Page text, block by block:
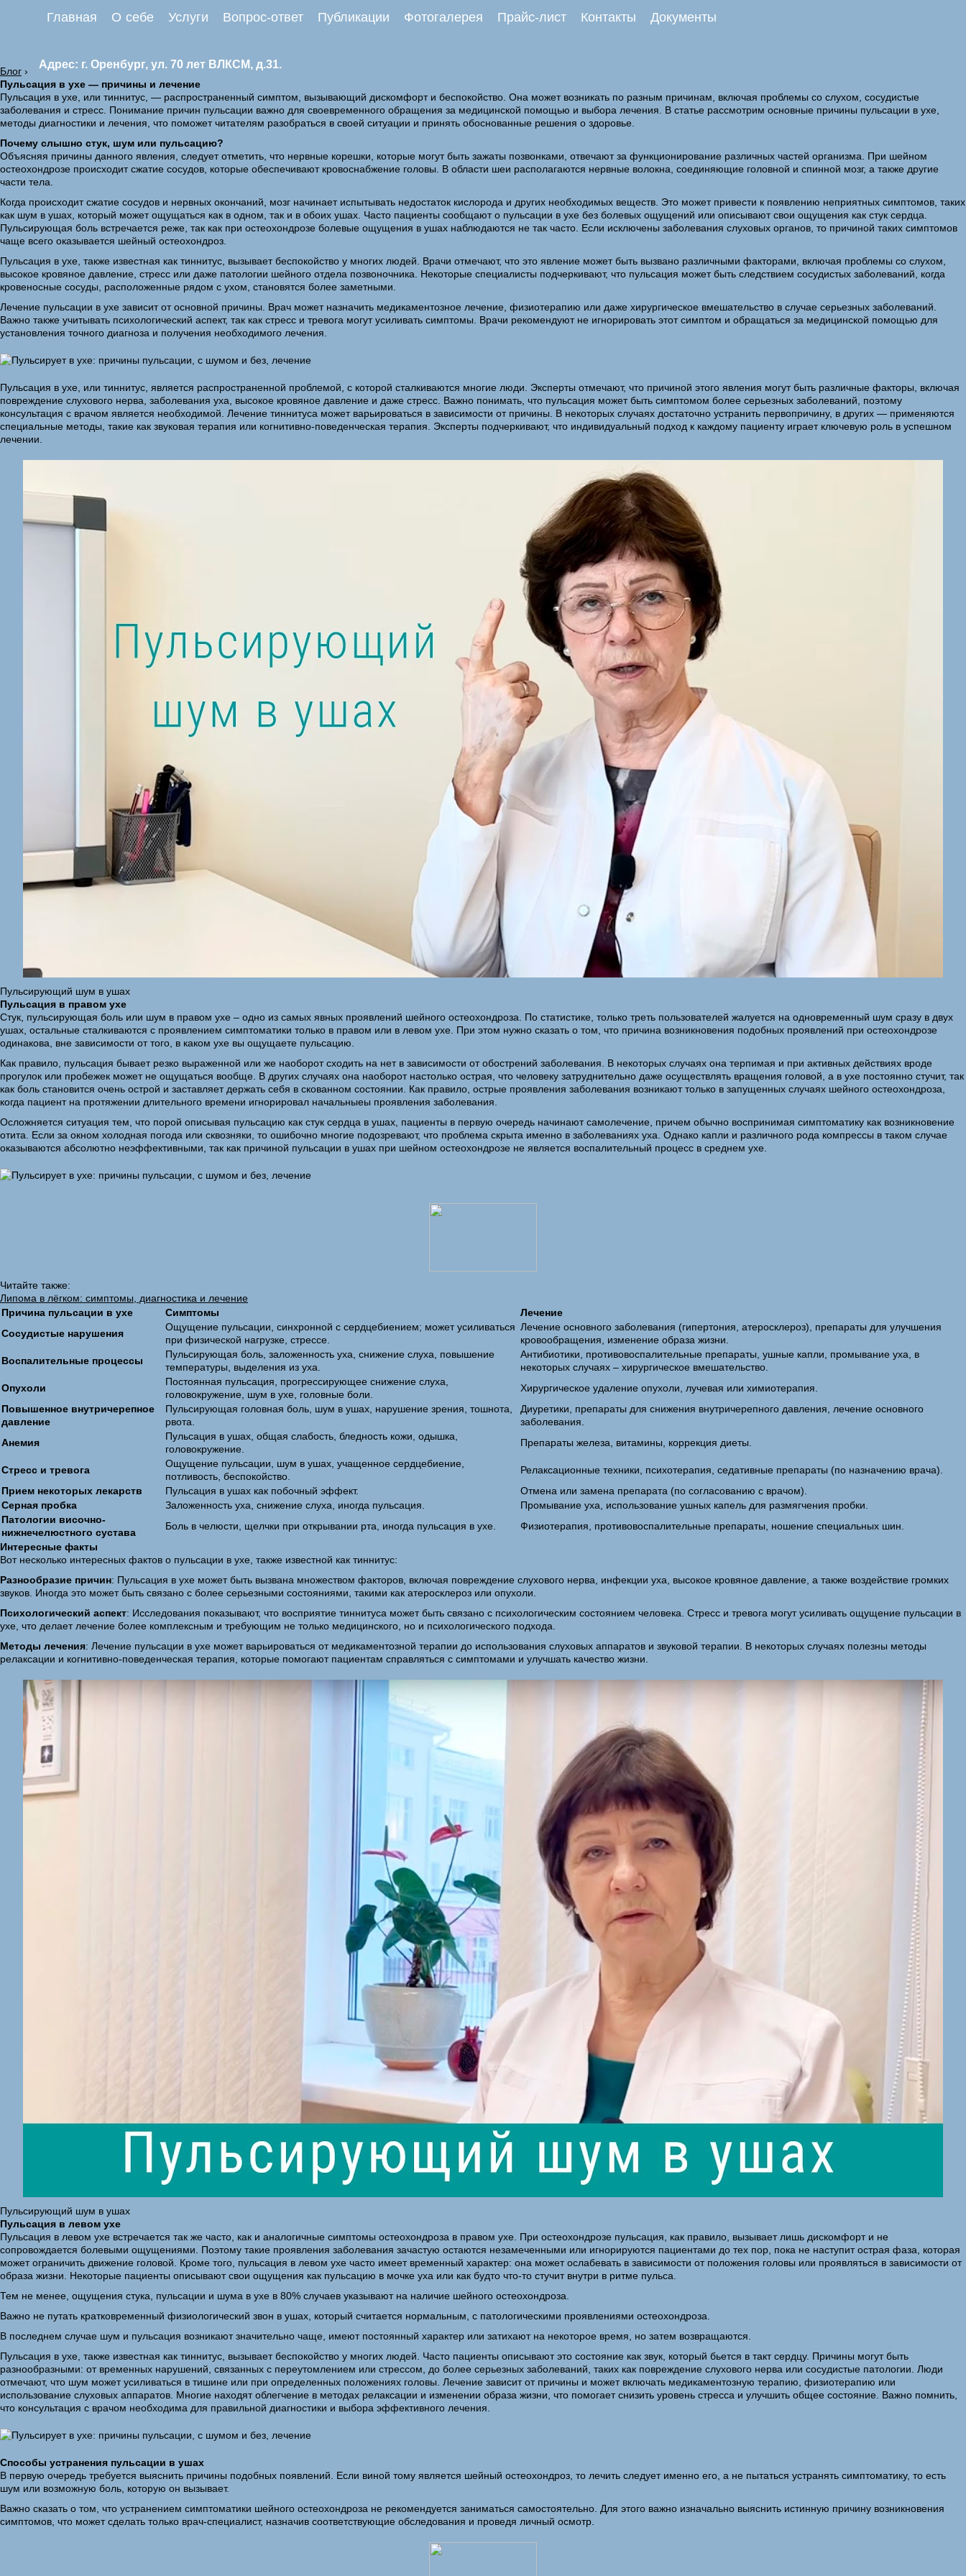
Главная О себе Услуги Вопрос-ответ Публикации Фотогалерея Прайс-лист Контакты Документы
Адрес: г. Оренбург, ул. 70 лет ВЛКСМ, д.31.
Блог ›
Пульсация в ухе — причины и лечение
Пульсация в ухе, или тиннитус, — распространенный симптом, вызывающий дискомфорт и беспокойство. Она может возникать по разным причинам, включая проблемы со слухом, сосудистые
заболевания и стресс. Понимание причин пульсации важно для своевременного обращения за медицинской помощью и выбора лечения. В статье рассмотрим основные причины пульсации в ухе,
методы диагностики и лечения, что поможет читателям разобраться в своей ситуации и принять обоснованные решения о здоровье.
Почему слышно стук, шум или пульсацию?
Объясняя причины данного явления, следует отметить, что нервные корешки, которые могут быть зажаты позвонками, отвечают за функционирование различных частей организма. При шейном
остеохондрозе происходит сжатие сосудов, которые обеспечивают кровоснабжение головы. В области шеи располагаются нервные волокна, соединяющие головной и спинной мозг, а также другие
части тела.
Когда происходит сжатие сосудов и нервных окончаний, мозг начинает испытывать недостаток кислорода и других необходимых веществ. Это может привести к появлению неприятных симптомов, таких
как шум в ушах, который может ощущаться как в одном, так и в обоих ушах. Часто пациенты сообщают о пульсации в ухе без болевых ощущений или описывают свои ощущения как стук сердца.
Пульсирующая боль встречается реже, так как при остеохондрозе болевые ощущения в ушах наблюдаются не так часто. Если исключены заболевания слуховых органов, то причиной таких симптомов
чаще всего оказывается шейный остеохондроз.
Пульсация в ухе, также известная как тиннитус, вызывает беспокойство у многих людей. Врачи отмечают, что это явление может быть вызвано различными факторами, включая проблемы со слухом,
высокое кровяное давление, стресс или даже патологии шейного отдела позвоночника. Некоторые специалисты подчеркивают, что пульсация может быть следствием сосудистых заболеваний, когда
кровеносные сосуды, расположенные рядом с ухом, становятся более заметными.
Лечение пульсации в ухе зависит от основной причины. Врач может назначить медикаментозное лечение, физиотерапию или даже хирургическое вмешательство в случае серьезных заболеваний.
Важно также учитывать психологический аспект, так как стресс и тревога могут усиливать симптомы. Врачи рекомендуют не игнорировать этот симптом и обращаться за медицинской помощью для
установления точного диагноза и получения необходимого лечения.
Пульсация в ухе, или тиннитус, является распространенной проблемой, с которой сталкиваются многие люди. Эксперты отмечают, что причиной этого явления могут быть различные факторы, включая
повреждение слухового нерва, заболевания уха, высокое кровяное давление и даже стресс. Важно понимать, что пульсация может быть симптомом более серьезных заболеваний, поэтому
консультация с врачом является необходимой. Лечение тиннитуса может варьироваться в зависимости от причины. В некоторых случаях достаточно устранить первопричину, в других — применяются
специальные методы, такие как звуковая терапия или когнитивно-поведенческая терапия. Эксперты подчеркивают, что индивидуальный подход к каждому пациенту играет ключевую роль в успешном
лечении.
Пульсирующий шум в ушах
Пульсация в правом ухе
Стук, пульсирующая боль или шум в правом ухе – одно из самых явных проявлений шейного остеохондроза. По статистике, только треть пользователей жалуется на одновременный шум сразу в двух
ушах, остальные сталкиваются с проявлением симптоматики только в правом или в левом ухе. При этом нужно сказать о том, что причина возникновения подобных проявлений при остеохондрозе
одинакова, вне зависимости от того, в каком ухе вы ощущаете пульсацию.
Как правило, пульсация бывает резко выраженной или же наоборот сходить на нет в зависимости от обострений заболевания. В некоторых случаях она терпимая и при активных действиях вроде
прогулок или пробежек может не ощущаться вообще. В других случаях она наоборот настолько острая, что человеку затруднительно даже осуществлять вращения головой, а в ухе постоянно стучит, так
как боль становится очень острой и заставляет держать себя в скованном состоянии. Как правило, острые проявления заболевания возникают только в запущенных случаях шейного остеохондроза,
когда пациент на протяжении длительного времени игнорировал начальныеы проявления заболевания.
Осложняется ситуация тем, что порой описывая пульсацию как стук сердца в ушах, пациенты в первую очередь начинают самолечение, причем обычно воспринимая симптоматику как возникновение
отита. Если за окном холодная погода или сквозняки, то ошибочно многие подозревают, что проблема скрыта именно в заболеваниях уха. Однако капли и различного рода компрессы в таком случае
оказываются абсолютно неэффективными, так как причиной пульсации в ушах при шейном остеохондрозе не является воспалительный процесс в среднем ухе.
Читайте также:
Липома в лёгком: симптомы, диагностика и лечение
Причина пульсации в ухе
Симптомы
Лечение
Сосудистые нарушения
Ощущение пульсации, синхронной с сердцебиением; может усиливаться
при физической нагрузке, стрессе.
Лечение основного заболевания (гипертония, атеросклероз), препараты для улучшения
кровообращения, изменение образа жизни.
Воспалительные процессы
Пульсирующая боль, заложенность уха, снижение слуха, повышение
температуры, выделения из уха.
Антибиотики, противовоспалительные препараты, ушные капли, промывание уха, в
некоторых случаях – хирургическое вмешательство.
Опухоли
Постоянная пульсация, прогрессирующее снижение слуха,
головокружение, шум в ухе, головные боли.
Хирургическое удаление опухоли, лучевая или химиотерапия.
Повышенное внутричерепное
давление
Пульсирующая головная боль, шум в ушах, нарушение зрения, тошнота,
рвота.
Диуретики, препараты для снижения внутричерепного давления, лечение основного
заболевания.
Анемия
Пульсация в ушах, общая слабость, бледность кожи, одышка,
головокружение.
Препараты железа, витамины, коррекция диеты.
Стресс и тревога
Ощущение пульсации, шум в ушах, учащенное сердцебиение,
потливость, беспокойство.
Релаксационные техники, психотерапия, седативные препараты (по назначению врача).
Прием некоторых лекарств
Пульсация в ушах как побочный эффект.
Отмена или замена препарата (по согласованию с врачом).
Серная пробка
Заложенность уха, снижение слуха, иногда пульсация.
Промывание уха, использование ушных капель для размягчения пробки.
Патологии височно-
нижнечелюстного сустава
Боль в челюсти, щелчки при открывании рта, иногда пульсация в ухе.
Физиотерапия, противовоспалительные препараты, ношение специальных шин.
Интересные факты
Вот несколько интересных фактов о пульсации в ухе, также известной как тиннитус:
Разнообразие причин: Пульсация в ухе может быть вызвана множеством факторов, включая повреждение слухового нерва, инфекции уха, высокое кровяное давление, а также воздействие громких
звуков. Иногда это может быть связано с более серьезными состояниями, такими как атеросклероз или опухоли.
Психологический аспект: Исследования показывают, что восприятие тиннитуса может быть связано с психологическим состоянием человека. Стресс и тревога могут усиливать ощущение пульсации в
ухе, что делает лечение более комплексным и требующим не только медицинского, но и психологического подхода.
Методы лечения: Лечение пульсации в ухе может варьироваться от медикаментозной терапии до использования слуховых аппаратов и звуковой терапии. В некоторых случаях полезны методы
релаксации и когнитивно-поведенческая терапия, которые помогают пациентам справляться с симптомами и улучшать качество жизни.
Пульсирующий шум в ушах
Пульсация в левом ухе
Пульсация в левом ухе встречается так же часто, как и аналогичные симптомы остеохондроза в правом ухе. При остеохондрозе пульсация, как правило, вызывает лишь дискомфорт и не
сопровождается болевыми ощущениями. Поэтому такие проявления заболевания зачастую остаются незамеченными или игнорируются пациентами до тех пор, пока не наступит острая фаза, которая
может ограничить движение головой. Кроме того, пульсация в левом ухе часто имеет временный характер: она может ослабевать в зависимости от положения головы или проявляться в зависимости от
образа жизни. Некоторые пациенты описывают свои ощущения как пульсацию в мочке уха или как будто что-то стучит внутри в ритме пульса.
Тем не менее, ощущения стука, пульсации и шума в ухе в 80% случаев указывают на наличие шейного остеохондроза.
Важно не путать кратковременный физиологический звон в ушах, который считается нормальным, с патологическими проявлениями остеохондроза.
В последнем случае шум и пульсация возникают значительно чаще, имеют постоянный характер или затихают на некоторое время, но затем возвращаются.
Пульсация в ухе, также известная как тиннитус, вызывает беспокойство у многих людей. Часто пациенты описывают это состояние как звук, который бьется в такт сердцу. Причины могут быть
разнообразными: от временных нарушений, связанных с переутомлением или стрессом, до более серьезных заболеваний, таких как повреждение слухового нерва или сосудистые патологии. Люди
отмечают, что шум может усиливаться в тишине или при определенных положениях головы. Лечение зависит от причины и может включать медикаментозную терапию, физиотерапию или
использование слуховых аппаратов. Многие находят облегчение в методах релаксации и изменении образа жизни, что помогает снизить уровень стресса и улучшить общее состояние. Важно помнить,
что консультация с врачом необходима для правильной диагностики и выбора эффективного лечения.
Способы устранения пульсации в ушах
В первую очередь требуется выяснить причины подобных появлений. Если виной тому является шейный остеохондроз, то лечить следует именно его, а не пытаться устранять симптоматику, то есть
шум или возможную боль, которую он вызывает.
Важно сказать о том, что устранением симптоматики шейного остеохондроза не рекомендуется заниматься самостоятельно. Для этого важно изначально выяснить истинную причину возникновения
симптомов, что может сделать только врач-специалист, назначив соответствующие обследования и проведя личный осмотр.